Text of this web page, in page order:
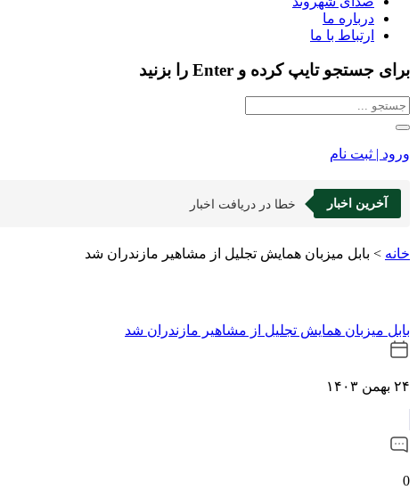
درباره ما
ارتباط با ما
برای جستجو تایپ کرده و Enter را بزنید
ورود | ثبت نام
آخرین اخبار خطا در دریافت اخبار
خانه > بابل میزبان همایش تجلیل از مشاهیر مازندران شد
بابل میزبان همایش تجلیل از مشاهیر مازندران شد
۲۴ بهمن ۱۴۰۳
0